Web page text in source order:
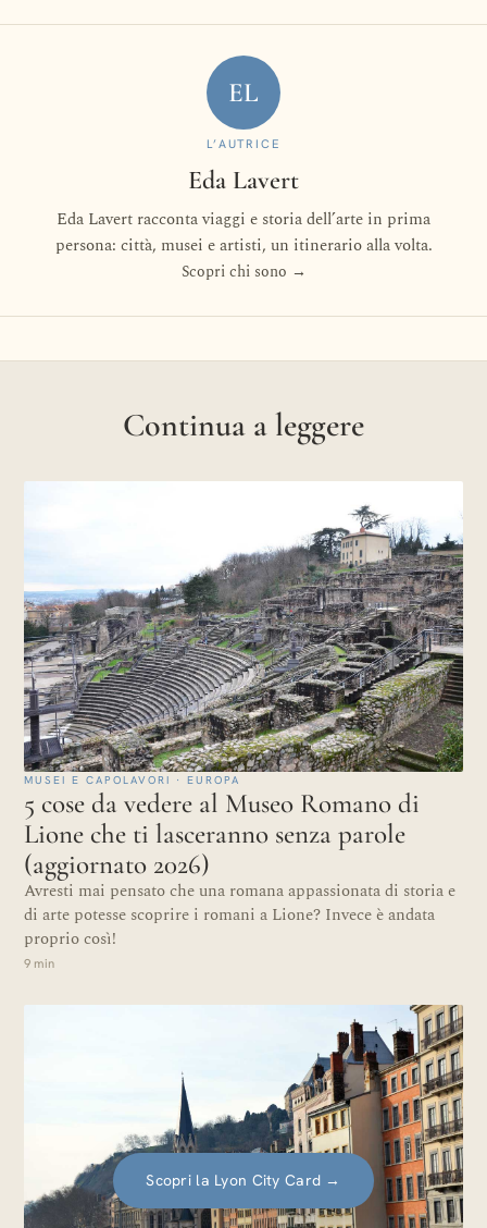
EL
L’AUTRICE
Eda Lavert
Eda Lavert racconta viaggi e storia dell’arte in prima
persona: città, musei e artisti, un itinerario alla volta.
Scopri chi sono →
Continua a leggere
MUSEI E CAPOLAVORI · EUROPA
5 cose da vedere al Museo Romano di
Lione che ti lasceranno senza parole
(aggiornato 2026)
Avresti mai pensato che una romana appassionata di storia e
di arte potesse scoprire i romani a Lione? Invece è andata
proprio così!
9 min
Scopri la Lyon City Card →